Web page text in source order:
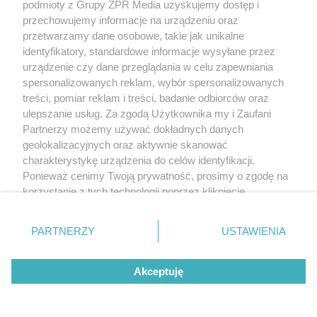
Podobnie w wypiekach miód łatwo zastąpić melasą.
Jej smak najlepiej będzie pasował do korzennych
ciasteczek i marchewkowego bądź orzechowego
ciasta, ale warto wypróbować melasę także w
innych przepisach.
WAŻNE! Jeśli chcemy użyć melasy zamiast cukru, w
przepisie każdą szklankę cukru zastępujemy 1,25
szklanki melasy i odejmujemy 2 łyżki płynów
Źródła:
1. Varzakas T. (red.), Sweeteners: Nutritional aspects,
applications and production technology, CRC Press,
podmioty z Grupy ZPR Media uzyskujemy dostęp i
przechowujemy informacje na urządzeniu oraz
przetwarzamy dane osobowe, takie jak unikalne
identyfikatory, standardowe informacje wysyłane przez
urządzenie czy dane przeglądania w celu zapewniania
spersonalizowanych reklam, wybór spersonalizowanych
treści, pomiar reklam i treści, badanie odbiorców oraz
ulepszanie usług. Za zgodą Użytkownika my i Zaufani
Partnerzy możemy używać dokładnych danych
geolokalizacyjnych oraz aktywnie skanować
charakterystykę urządzenia do celów identyfikacji.
Ponieważ cenimy Twoją prywatność, prosimy o zgodę na
korzystanie z tych technologii poprzez kliknięcie
zmienić/wycofać klikając przycisk ustawień prywatności
znajdujący się w lewym dolnym rogu strony
rodzaje przetwarzania danych nie wymagają zgody
użytkownika, ale masz prawo sprzeciwić się takiemu
przetwarzaniu. Preferencje będą miały zastosowanie tylko
PARTNERZY USTAWIENIA
Akceptuję